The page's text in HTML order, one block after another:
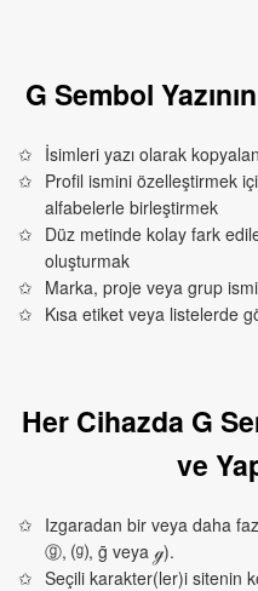
G Sembol
İsimleri yazı olarak
Profil ismini özelleştirmek
alfabelerle birleştirmek
Düz metinde kolay fark
oluşturmak
Marka, proje veya grup
Kısa etiket veya listelerde
Her Cihazda G
ve
Izgaradan bir veya daha
ⓖ, ⒢, ḡ veya ℊ).
Seçili karakter(ler)i sitenin